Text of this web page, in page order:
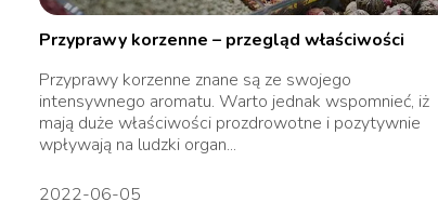
Przyprawy korzenne – przegląd właściwości
Przyprawy korzenne znane są ze swojego
intensywnego aromatu. Warto jednak wspomnieć, iż
mają duże właściwości prozdrowotne i pozytywnie
wpływają na ludzki organ...
2022-06-05